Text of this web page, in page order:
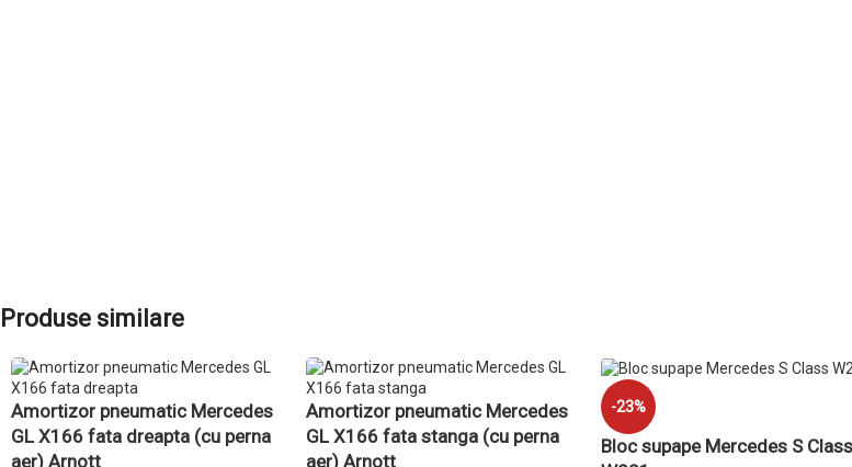
Produse similare
Amortizor pneumatic Mercedes
GL X166 fata dreapta (cu perna
aer) Arnott
Amortizor pneumatic Mercedes
GL X166 fata stanga (cu perna
aer) Arnott
-23%
Bloc supape Mercedes S Class